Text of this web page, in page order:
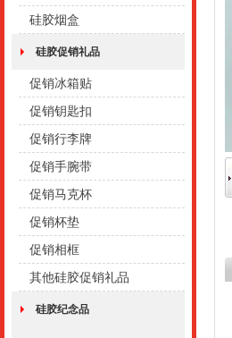
硅胶烟盒
硅胶促销礼品
促销冰箱贴
促销钥匙扣
促销行李牌
促销手腕带
促销马克杯
促销杯垫
促销相框
其他硅胶促销礼品
硅胶纪念品